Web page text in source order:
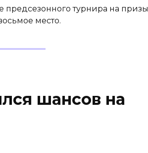
турнира на призы
место.
шансов на